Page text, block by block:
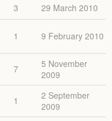
3
29 March 2010
1 9 February 2010
7
5 November
2009
1
2 September
2009